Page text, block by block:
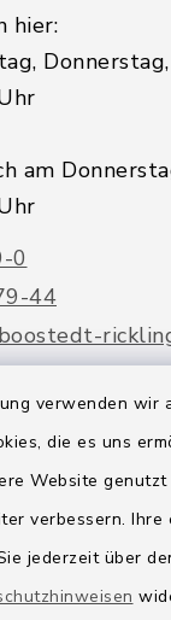
verwenden wir
die es uns
Website
verbessern.
jederzeit über
hier:
am
0
44
Rickling